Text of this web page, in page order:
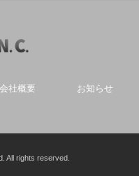
会社概要 お知らせ
All rights reserved.